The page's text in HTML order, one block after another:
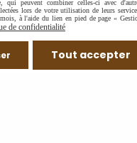
qui peuvent combiner celles-ci avec
lors de votre utilisation de leurs
à l'aide du lien en pied de page «
de confidentialité
Tout accepter